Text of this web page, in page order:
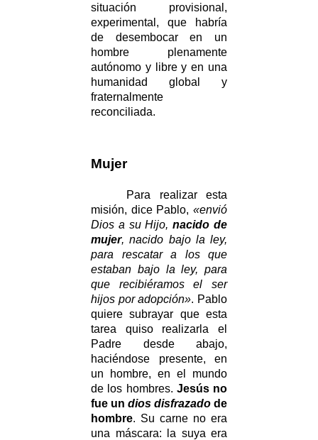
situación provisional,
experimental, que habría
de desembocar en un
hombre plenamente
autónomo y libre y en una
humanidad global y
fraternalmente
reconciliada.
Mujer
Para realizar esta
misión, dice Pablo, «envió
Dios a su Hijo,nacido de
mujer, nacido bajo la ley,
para rescatar a los que
estaban bajo la ley, para
que recibiéramos el ser
hijos por adopción». Pablo
quiere subrayar que esta
tarea quiso realizarla el
Padre desde abajo,
haciéndose presente, en
un hombre, en el mundo
de los hombres. Jesús no
fue un dios disfrazado de
hombre. Su carne no era
una máscara: la suya era